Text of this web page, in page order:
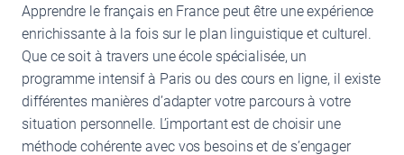
Apprendre le français en France peut être une expérience
enrichissante à la fois sur le plan linguistique et culturel.
Que ce soit à travers une école spécialisée, un
programme intensif à Paris ou des cours en ligne, il existe
différentes manières d’adapter votre parcours à votre
situation personnelle. L’important est de choisir une
méthode cohérente avec vos besoins et de s’engager